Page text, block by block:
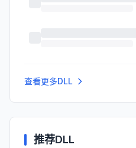
查看更多DLL
推荐DLL